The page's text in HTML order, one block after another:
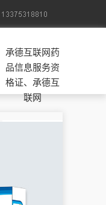
承德互联网药
品信息服务资
格证、承德互
联网